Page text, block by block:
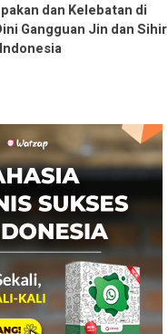
dan Kelebatan di
Gangguan Jin dan Sihir